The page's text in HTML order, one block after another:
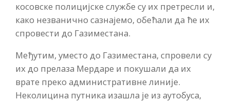
косовске полицијске службе су их претресли и,
како незванично сазнајемо, обећали да ће их
спровести до Газиместана.
Међутим, уместо до Газиместана, спровели су
их до прелаза Мердаре и покушали да их
врате преко административне линије.
Неколицина путника изашла је из аутобуса,